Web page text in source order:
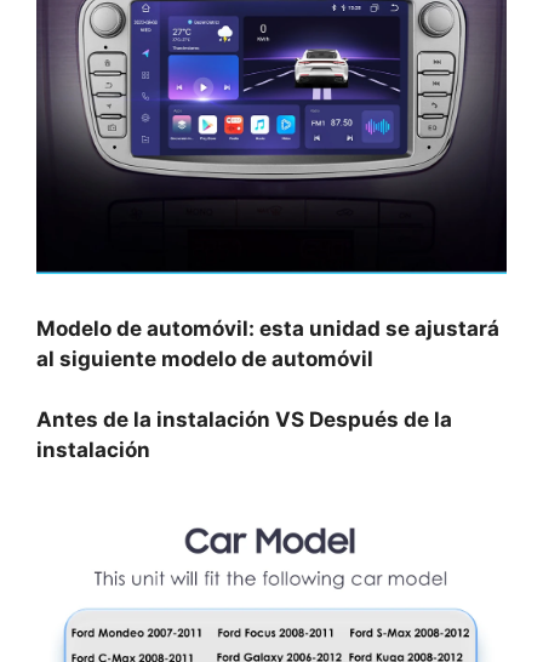
Modelo de automóvil: esta unidad se ajustará
al siguiente modelo de automóvil
Antes de la instalación VS Después de la
instalación